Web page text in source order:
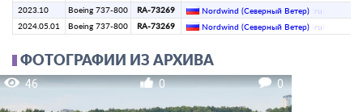
2023.10
Boeing 737-800 RA-73269 Nordwind (Северный Ветер) ru
2024.05.01
Boeing 737-800 RA-73269 Nordwind (Северный Ветер) ru
ФОТОГРАФИИ ИЗ АРХИВА
46 0 0